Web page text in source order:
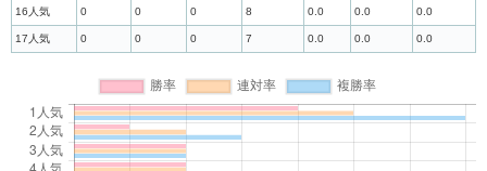
16人気 0 0 0 8 0.0 0.0 0.0
17人気 0 0 0 7 0.0 0.0 0.0